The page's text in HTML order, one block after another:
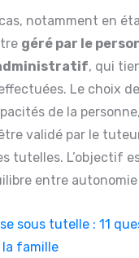
notamment en
géré par le
, qui
Le choix
de la
validé par le
tutelles. L’objectif
entre
sous tutelle : 11
famille